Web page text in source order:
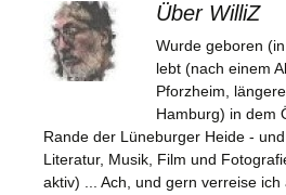
Über WilliZ
Wurde geboren
lebt (nach einem
Pforzheim,
Hamburg) in dem
Rande der Lüneburger Heide -
Literatur, Musik, Film und
aktiv) ... Ach, und gern verreise ich